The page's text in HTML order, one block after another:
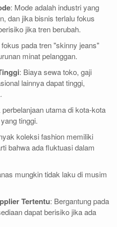
: Mode adalah industri yang
dan jika bisnis terlalu fokus
jika tren berubah.
pada tren "skinny jeans"
minat pelanggan.
: Biaya sewa toko, gaji
lainnya dapat tinggi,
utama di kota-kota
tinggi.
koleksi fashion memiliki
bahwa ada fluktuasi dalam
mungkin tidak laku di musim
Tertentu: Bergantung pada
dapat berisiko jika ada